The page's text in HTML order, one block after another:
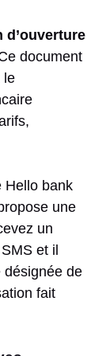
d’ouverture
document
le
Hello bank
une
un
et il
désignée de
fait